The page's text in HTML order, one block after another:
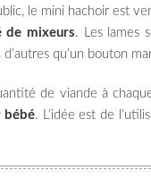
le mini hachoir est
de mixeurs. Les lames
qu’un bouton
de viande à
bébé. L’idée est de